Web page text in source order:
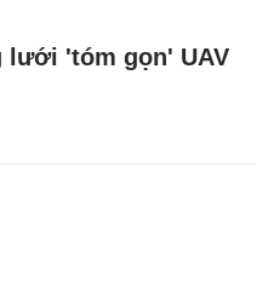
lưới 'tóm gọn' UAV